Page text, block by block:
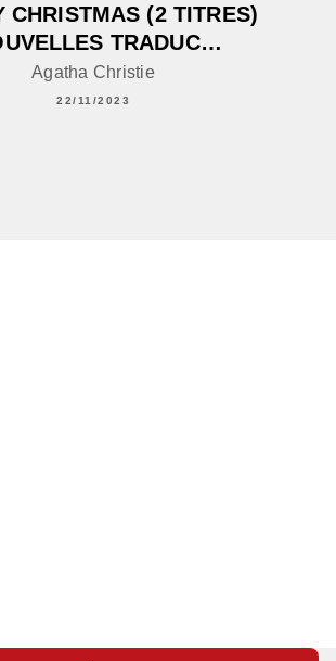
CHRISTMAS (2 TITRES)
TRADUC…
Agatha Christie
22/11/2023